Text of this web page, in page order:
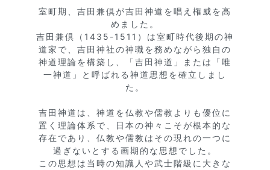
室町期、吉田兼倶が吉田神道を唱え権威を高
めました。
吉田兼倶（1435-1511）は室町時代後期の神
道家で、吉田神社の神職を務めながら独自の
神道理論を構築し、「吉田神道」または「唯
一神道」と呼ばれる神道思想を確立しまし
た。
吉田神道は、神道を仏教や儒教よりも優位に
置く理論体系で、日本の神々こそが根本的な
存在であり、仏教や儒教はその現れの一つに
過ぎないとする画期的な思想でした。
この思想は当時の知識人や武士階級に大きな